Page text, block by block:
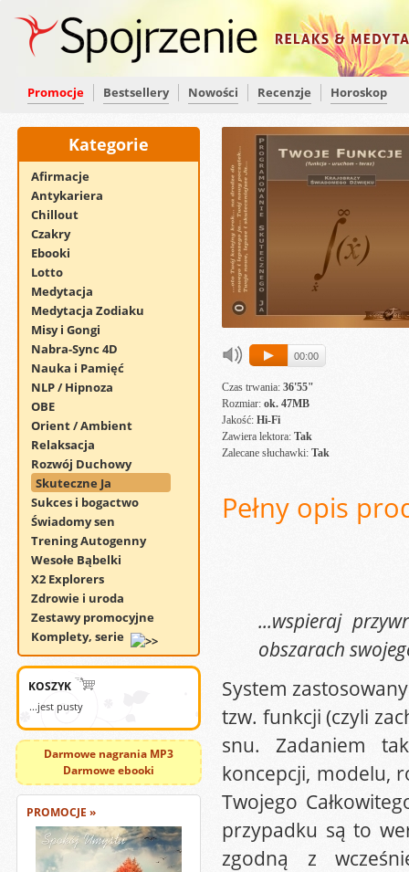
Promocje Bestsellery Nowości Recenzje Horoskop
Kategorie
Afirmacje
Antykariera
Chillout
Czakry
Ebooki
Lotto
Medytacja
Medytacja Zodiaku
Misy i Gongi
Nabra-Sync 4D
Nauka i Pamięć
NLP / Hipnoza
OBE
Orient / Ambient
Relaksacja
Rozwój Duchowy
Skuteczne Ja
Sukces i bogactwo
Świadomy sen
Trening Autogenny
Wesołe Bąbelki
X2 Explorers
Zdrowie i uroda
Zestawy promocyjne
Komplety, serie
KOSZYK
...jest pusty
Darmowe nagrania MP3
Darmowe ebooki
PROMOCJE »
00:00
Czas trwania: 36'55"
Rozmiar: ok. 47MB
Jakość: Hi-Fi
Zawiera lektora: Tak
Zalecane słuchawki: Tak
Pełny opis
...wspieraj
obszarach
System
tzw. funkcji (czyli
snu. Zadaniem
koncepcji, modelu,
Twojego
przypadku są to
zgodną z